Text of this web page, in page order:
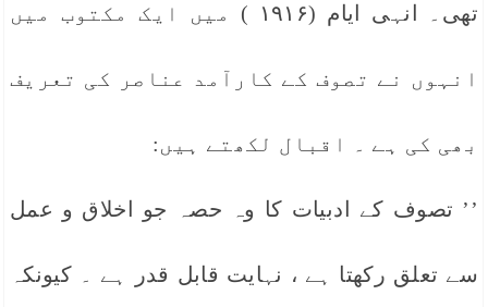
تھی۔ انہی ایام (۱۹۱۶ ) میں ایک مکتوب میں
انہوں نے تصوف کے کارآمد عناصر کی تعریف
بھی کی ہے ۔ اقبال لکھتے ہیں:
’’ تصوف کے ادبیات کا وہ حصہ جو اخلاق و عمل
سے تعلق رکھتا ہے ، نہایت قابل قدر ہے ۔ کیونکہ